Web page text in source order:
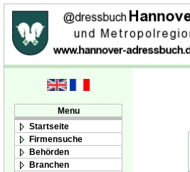
Menu
Startseite
Firmensuche
Behörden
Branchen